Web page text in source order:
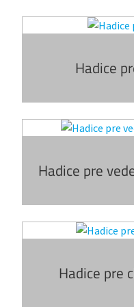
Hadice
Hadice pre
Hadice pre